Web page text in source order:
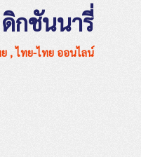
กชันนารี่
, ไทย-ไทย ออนไลน์